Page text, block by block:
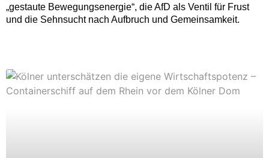
„gestaute Bewegungsenergie“, die AfD als Ventil für Frust
und die Sehnsucht nach Aufbruch und Gemeinsamkeit.